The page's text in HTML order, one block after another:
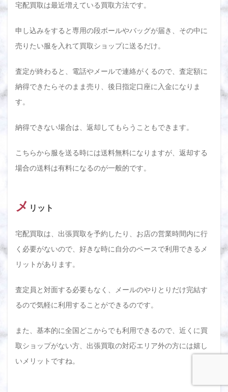
宅配買取は最近増えている買取方法です。
申し込みをすると専用の段ボールやバッグが届き、その中に
売りたい服を入れて買取ショップに送るだけ。
査定が終わると、電話やメールで連絡がくるので、査定額に
納得できたらそのまま売り、後日指定口座に入金になりま
す。
納得できない場合は、返却してもらうこともできます。
こちらから服を送る時には送料無料になりますが、返却する
場合の送料は有料になるのが一般的です。
メ リット
宅配買取は、出張買取を予約したり、お店の営業時間内に行
く必要がないので、好きな時に自分のペースで利用できるメ
リットがあります。
査定員と対面する必要もなく、メールのやりとりだけ完結す
るので気軽に利用することができるのです。
また、基本的に全国どこからでも利用できるので、近くに買
取ショップがない方、出張買取の対応エリア外の方には嬉し
いメリットですね。